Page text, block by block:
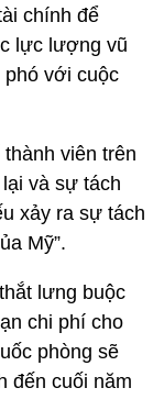
chính để
lực lượng vũ
phó với cuộc
viên trên
và sự tách
xảy ra sự tách
Mỹ”.
lưng buộc
chi phí cho
phòng sẽ
đến cuối năm